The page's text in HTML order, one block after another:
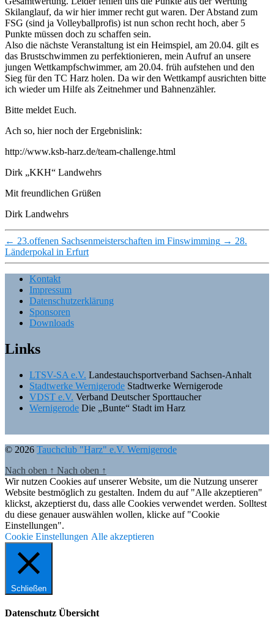
Skilanglauf, da wir hier immer recht gut waren. Der Abstand zum
FSG (sind ja Volleyballprofis) ist nun schon recht hoch, aber 5
Punkte müssen doch zu schaffen sein.
Also die nächste Veranstaltung ist ein Heimspiel, am 20.04. gilt es
das Brustschwimmen zu perfektionieren, mein Aufruf an unsere
jungen Wettkampfschwimmer, am 20.04. früh aufstehen und den
Sieg für den TC Harz holen. Da wir den Wettkampf ausrichten bitte
ich wieder um Hilfe als Zeitnehmer und Bahnenzähler.
Bitte meldet Euch.
Ach so, hier noch der Ergebnislink:
http://www.ksb-harz.de/team-challenge.html
Dirk „KKH“ Landwehrs
Mit freundlichen Grüßen
Dirk Landwehrs
← 23.offenen Sachsenmeisterschaften im Finswimming → 28.
Länderpokal in Erfurt
Kontakt
Impressum
Datenschutzerklärung
Sponsoren
Downloads
Links
LTSV-SA e.V. Landestauchsportverband Sachsen-Anhalt
Stadtwerke Wernigerode Stadtwerke Wernigerode
VDST e.V. Verband Deutscher Sporttaucher
Wernigerode Die „Bunte“ Stadt im Harz
© 2026 Tauchclub "Harz" e.V. Wernigerode
Nach oben ↑ Nach oben ↑
Wir nutzen Cookies auf unserer Website, um die Nutzung unserer
Website bestmöglich zu gestalten. Indem du auf "Alle akzeptieren"
klickst, akzeptierst du, dass alle Cookies verwendet werden. Solltest
du diese genauer auswählen wollen, klicke auf "Cookie
Einstellungen".
Cookie Einstellungen Alle akzeptieren
Schließen
Datenschutz Übersicht